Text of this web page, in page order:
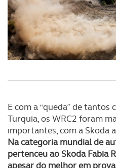
disponibilizados.
Consulte a política de
E com a “queda” de tantos
Turquia, os WRC2 foram
importantes, com a Skoda
Na categoria mundial de
pertenceu ao Skoda Fabia
apesar do melhor em